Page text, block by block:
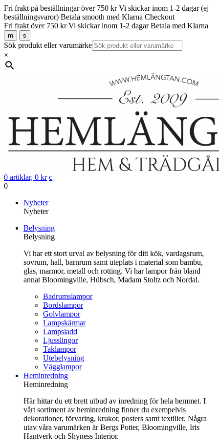
Fri frakt på beställningar över 750 kr Vi skickar inom 1-2 dagar (ej
beställningsvaror) Betala smooth med Klarna Checkout
Fri frakt över 750 kr Vi skickar inom 1-2 dagar Betala med Klarna
m s
Sök produkt eller varumärke
×
0 artiklar, 0 kr c
0
innehåll
Nyheter
Nyheter
Belysning
Belysning
Vi har ett stort urval av belysning för ditt kök, vardagsrum,
sovrum, hall, barnrum samt uteplats i material som bambu,
glas, marmor, metall och rotting. Vi har lampor från bland
annat Bloomingville, Hübsch, Madam Stoltz och Nordal.
Badrumslampor
Bordslampor
Golvlampor
Lampskärmar
Lampsladd
Ljusslingor
Taklampor
Utebelysning
Vägglampor
Heminredning
Heminredning
Här hittar du ett brett utbud av inredning för hela hemmet. I
vårt sortiment av heminredning finner du exempelvis
dekorationer, förvaring, krukor, posters samt textilier. Några
utav våra varumärken är Bergs Potter, Bloomingville, Iris
Hantverk och Shyness Interior.